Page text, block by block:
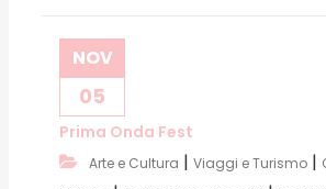
NOV
05
Prima Onda Fest
Arte e Cultura | Viaggi e Turismo |